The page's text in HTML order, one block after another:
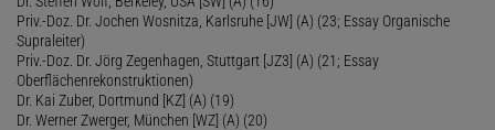
Priv.-Doz. Dr. Jochen Wosnitza, Karlsruhe [JW] (A) (23; Essay Organische
Supraleiter)
Priv.-Doz. Dr. Jörg Zegenhagen, Stuttgart [JZ3] (A) (21; Essay
Oberflächenrekonstruktionen)
Dr. Kai Zuber, Dortmund [KZ] (A) (19)
Dr. Werner Zwerger, München [WZ] (A) (20)